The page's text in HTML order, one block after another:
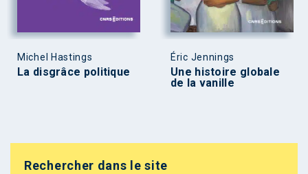
Michel Hastings
La disgrâce politique
Éric Jennings
Une histoire globale
de la vanille
Rechercher dans le site